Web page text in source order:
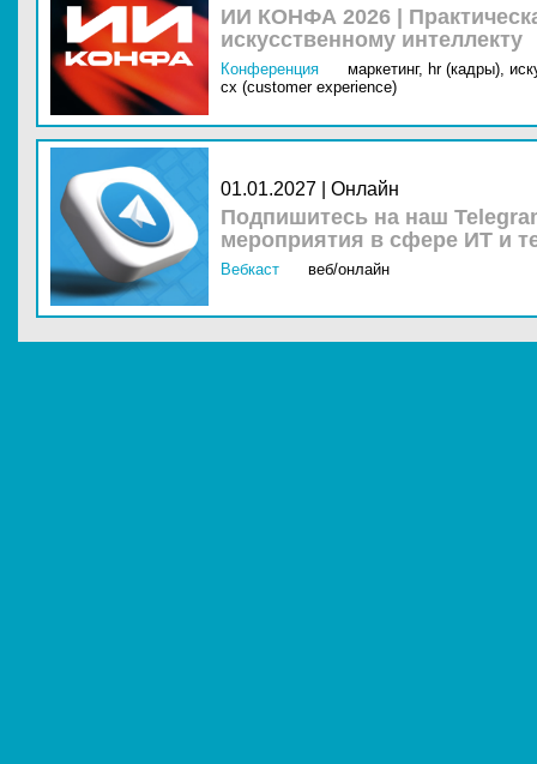
ИИ КОНФА 2026 |
искусственному интеллекту
Конференция маркетинг, hr (кадры),
cx (customer experience)
01.01.2027 | Онлайн
Подпишитесь на наш
мероприятия в сфере ИТ и
Вебкаст веб/онлайн